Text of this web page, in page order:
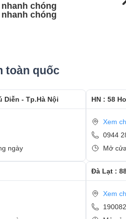
khách hàng sẽ được hướng
0944-283-283
chóng
chóng
toàn quốc
Diễn - Tp.Hà Nội
ngày
HN : 58
Xem
0944
Mở
Đà Lạt :
Xem